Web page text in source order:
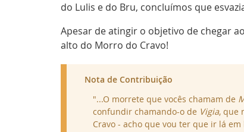
do Lulis e do Bru, concluímos que
Apesar de atingir o objetivo de chegar
alto do Morro do Cravo!
Nota de Contribuição
"...O morrete que vocês chamam de
confundir chamando-o de Vigia, que
Cravo - acho que vou ter que ir lá